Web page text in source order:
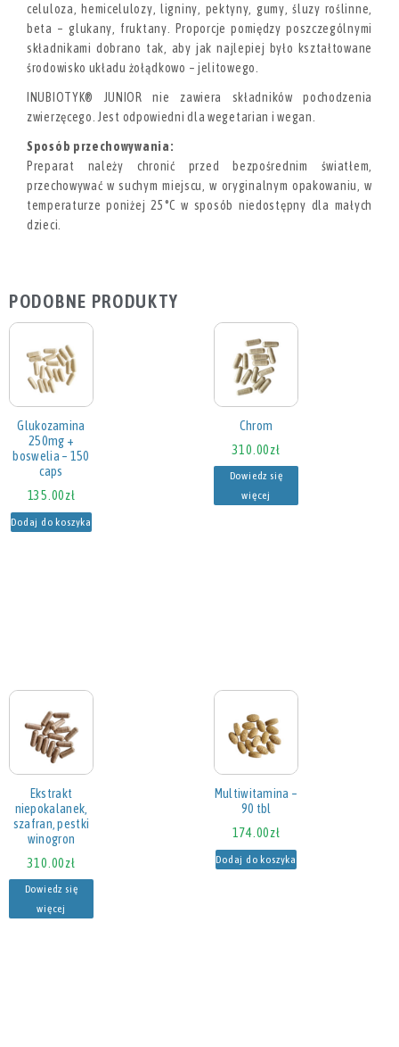
celuloza, hemicelulozy, ligniny, pektyny, gumy, śluzy roślinne,
beta – glukany, fruktany. Proporcje pomiędzy poszczególnymi
składnikami dobrano tak, aby jak najlepiej było kształtowane
środowisko układu żołądkowo – jelitowego.
INUBIOTYK® JUNIOR nie zawiera składników pochodzenia
zwierzęcego. Jest odpowiedni dla wegetarian i wegan.
Sposób przechowywania:
Preparat należy chronić przed bezpośrednim światłem,
przechowywać w suchym miejscu, w oryginalnym opakowaniu, w
temperaturze poniżej 25°C w sposób niedostępny dla małych
dzieci.
PODOBNE PRODUKTY
Glukozamina
250mg +
boswelia – 150
caps
135.00zł
Dodaj do koszyka
Chrom
310.00zł
Dowiedz się
więcej
Ekstrakt
niepokalanek,
szafran, pestki
winogron
310.00zł
Dowiedz się
więcej
Multiwitamina –
90 tbl
174.00zł
Dodaj do koszyka